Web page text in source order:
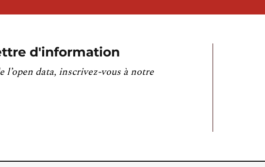
d'information
l’open data, inscrivez-vous à notre